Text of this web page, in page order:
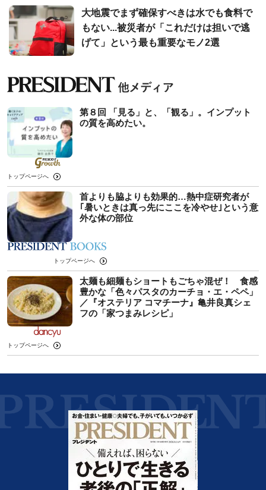
大地震でまず確保すべきは水でも食料で
もない...被災者が「これだけは担いで逃
げて」という最も重要なモノ2選
第８回 「見る」と、「観る」。インプット
の質を高めたい。
トップページへ
首よりも脇よりも効果的…熱中症研究者が
｢暑いときは真っ先にここを冷やせ｣という意
外な体の部位
トップページへ
太麺も細麺もショートもごちゃ混ぜ！ 食感
豊かな「色々パスタのカーチョ・エ・ペペ」
／『オステリア コマチーナ』亀井良真シェ
フの「家つまみレシピ」
トップページへ